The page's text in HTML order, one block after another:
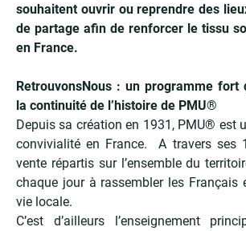
souhaitent ouvrir ou reprendre des
de partage afin de renforcer le tissu
en France.
RetrouvonsNous : un programme fort
la continuité de l’histoire de PMU®
Depuis sa création en 1931, PMU® est
convivialité en France. A travers ses
vente répartis sur l’ensemble du
chaque jour à rassembler les Français
vie locale.
C’est d’ailleurs l’enseignement